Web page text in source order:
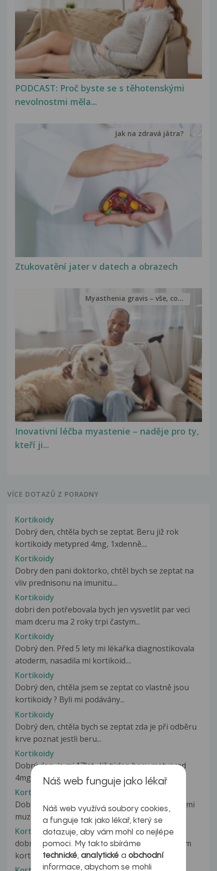
PODCAST: Proč byste se s těhotenskými
nevolnostmi měla...
Ztukovatění jater v datech a obrazech
Jak na zdravá játra?
Inovativní léčba myastenie – naděje pro ty,
kteří ji...
Myasthenia gravis – vše, co...
VÍCE DOTAZŮ Z PORADNY
Kortikoidy
Dobrý den, chtěla bych se zeptat. Beru již rok
kortikoidy metypred 4mg, 1xdenně....
Kortikoidy
Dobry den pani doktorko, chtěl bych se zeptat na
vliv prednisonu na imunitu....
Kortikoidy
dobri den potřebovala bych jen vysvetlit par veci
mam dceru ma 2 roky trpi častym...
Kortikoidy
Dobrý den. Před 5 lety mi lékařka diagnostikovala
atoderm, nasadila mi kortikoid....
Kortikoidy
Dobrý den, chtěla jsem se zeptat co vlastně jsou
kortikoidy ? Byli mi podávány...
Kortikoidy
Dobrý den, chtěla bych se zeptat zda je při odběru
krve poznat jestli beru...
Kortikoidy
Dobrý den, je mi 17let . Již týden beru metypred
4mg ,jeden ráno, jeden večer....
Kortikoidy
Dobry den beru prednison a zajimalo by me co mi
muze spusobit tento lek po konzumaci...
Kortikoidy
dobrý den, mohl bych se zeptat jestli používáním
kortikoidní mastičky (triamciolon...
Náš web funguje jako lékař
Náš web využívá soubory cookies,
a funguje tak jako lékař, který se
dotazuje, aby vám mohl co nejlépe
pomoci. My takto sbíráme
technické,analytické a obchodní
informace, abychom se mohli